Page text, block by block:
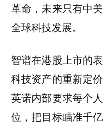
革命，未来只有中
全球科技发展。
智谱在港股上市的
科技资产的重新定
英诺内部要求每个
位，把目标瞄准千